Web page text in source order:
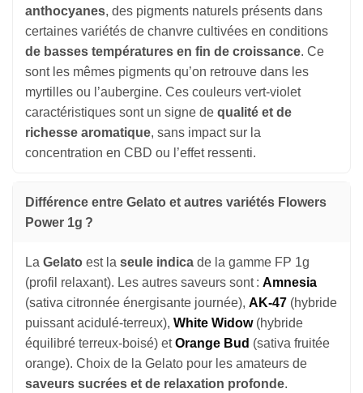
anthocyanes, des pigments naturels présents dans
certaines variétés de chanvre cultivées en conditions
de basses températures en fin de croissance. Ce
sont les mêmes pigments qu’on retrouve dans les
myrtilles ou l’aubergine. Ces couleurs vert-violet
caractéristiques sont un signe de qualité et de
richesse aromatique, sans impact sur la
concentration en CBD ou l’effet ressenti.
Différence entre Gelato et autres variétés Flowers
Power 1g ?
La Gelato est la seule indica de la gamme FP 1g
(profil relaxant). Les autres saveurs sont : Amnesia
(sativa citronnée énergisante journée), AK-47 (hybride
puissant acidulé-terreux), White Widow(hybride
équilibré terreux-boisé) etOrange Bud (sativa fruitée
orange). Choix de la Gelato pour les amateurs de
saveurs sucrées et de relaxation profonde.